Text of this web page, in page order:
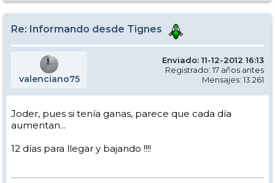
Re: Informando desde Tignes
valenciano75
Enviado: 11-12-2012 16:13
Registrado: 17 años antes
Mensajes: 13.261
Joder, pues si tenía ganas, parece que cada día
aumentan...
12 días para llegar y bajando !!!!